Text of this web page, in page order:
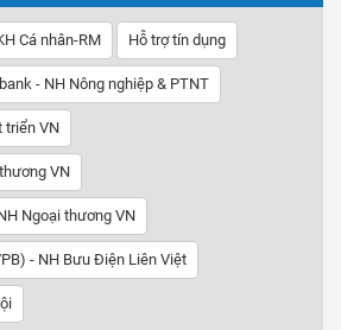
Cá nhân-RM Hỗ trợ tín dụng
- NH Nông nghiệp & PTNT
triển VN
VN
Ngoại thương VN
- NH Bưu Điện Liên Việt